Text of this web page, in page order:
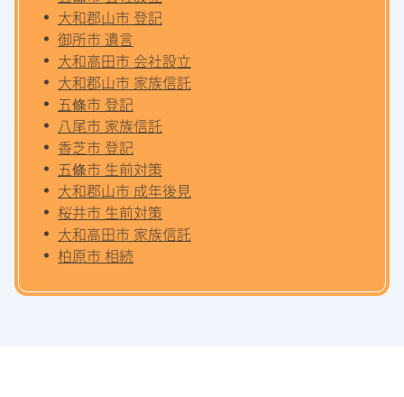
大和郡山市 登記
御所市 遺言
大和高田市 会社設立
大和郡山市 家族信託
五條市 登記
八尾市 家族信託
香芝市 登記
五條市 生前対策
大和郡山市 成年後見
桜井市 生前対策
大和高田市 家族信託
柏原市 相続